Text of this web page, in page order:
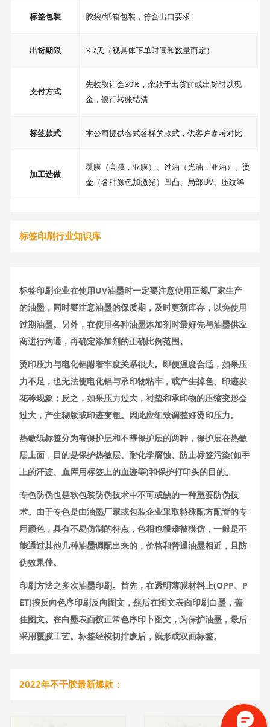
标签包装 胶袋/纸箱包装，符合出口要求
出货期限 3-7天（视具体下单时间和数量而定）
支付方式
先收取订金30%，余款于出货前或出货时以现
金，银行转账结清
标签款式 本公司提供各式各样的款式，供客户参考对比
加工选做
覆膜（亮膜，亚膜）、过油（光油，亚油）、烫
金（各种颜色加激光）凹凸、局部UV、压纹等
标签印刷行业知识库
标签印刷企业在使用UV油墨时一定要注意使用正规厂家生产
的油墨，同时要注意油墨的保质期，及时更新库存，以免使用
过期油墨。另外，在使用各种油墨添加剂时最好先与油墨供应
商进行沟通，再确定添加剂的正确比例范围。
烫印压力与电化铝附着牢度关系很大。即便温度合适，如果压
力不足，也无法使电化铝与承印物粘牢，或产生掉色、印迹发
花等现象；反之，如果压力过大，衬垫和承印物的压缩变形会
过大，产生糊版或印迹变粗。因此应细致调整好烫印压力。
热敏纸标签分为有保护层和不带保护层的两种，保护层在热敏
层上面，目的是保护热敏层、耐化学腐蚀、防止标签污染(如手
上的汗迹、血库用标签上的血迹等)和保护打印头的目的。
专色防伪也是软包装防伪技术中不可或缺的一种重要防伪技
术。由于专色是由油墨厂家或包装企业采取特殊配方配置的专
用颜色，具有不易仿制的特点，色相也很难被模仿，一般是不
能通过其他几种油墨调配出来的，价格和普通油墨相近，且防
伪效果佳。
印刷方法之多次油墨印刷。首先，在透明薄膜材料上(OPP、P
ET)按反向色序印刷反向图文，然后在图文表面印刷白墨，盖
住图文。在白墨表面按正常色序印卜图文，为保护油墨，最后
采用覆膜工艺。标签经模切排废后，就形成双面标签。
2022年不干胶最新爆款：